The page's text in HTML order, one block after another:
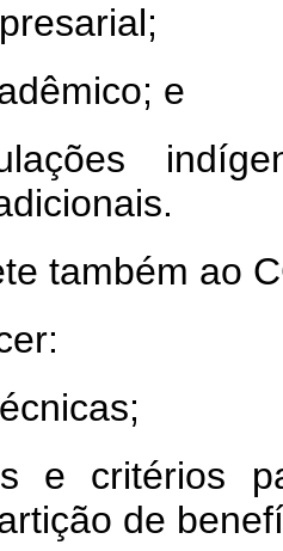
e
também ao
e critérios
de